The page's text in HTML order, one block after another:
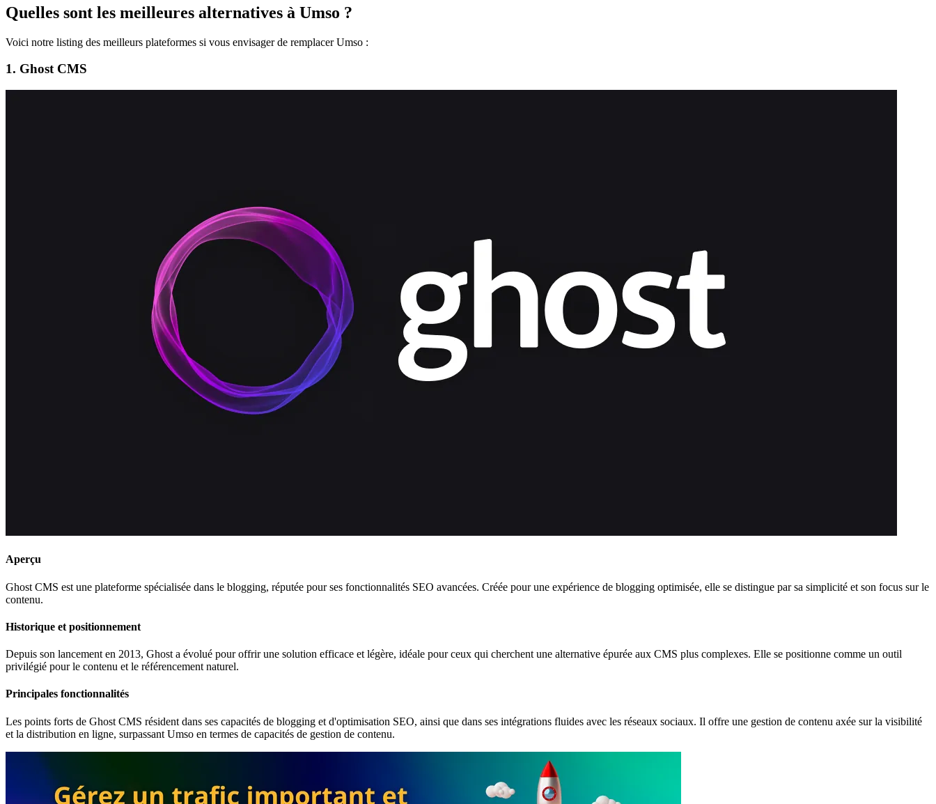
Quelles sont les meilleures alternatives à Umso ?
Voici notre listing des meilleurs plateformes si vous envisager de remplacer Umso :
1. Ghost CMS
Aperçu
Ghost CMS est une plateforme spécialisée dans le blogging, réputée pour ses fonctionnalités SEO avancées. Créée pour une expérience de blogging optimisée, elle se distingue par sa simplicité et son focus sur le
contenu.
Historique et positionnement
Depuis son lancement en 2013, Ghost a évolué pour offrir une solution efficace et légère, idéale pour ceux qui cherchent une alternative épurée aux CMS plus complexes. Elle se positionne comme un outil
privilégié pour le contenu et le référencement naturel.
Principales fonctionnalités
Les points forts de Ghost CMS résident dans ses capacités de blogging et d'optimisation SEO, ainsi que dans ses intégrations fluides avec les réseaux sociaux. Il offre une gestion de contenu axée sur la visibilité
et la distribution en ligne, surpassant Umso en termes de capacités de gestion de contenu.